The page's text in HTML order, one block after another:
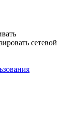
сетевой